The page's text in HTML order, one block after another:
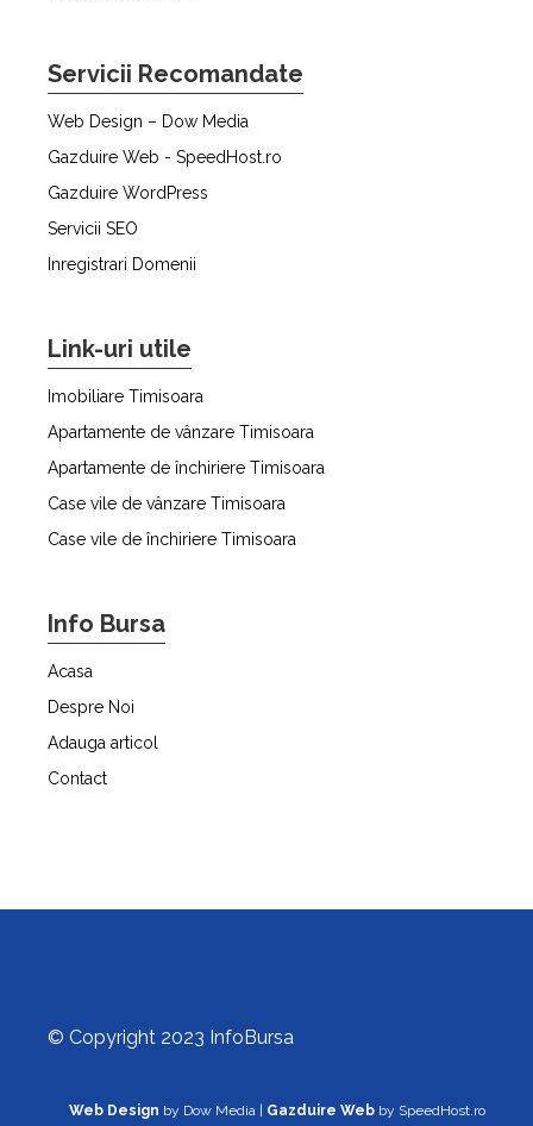
Servicii Recomandate
Web Design – Dow Media
Gazduire Web - SpeedHost.ro
Gazduire WordPress
Servicii SEO
Inregistrari Domenii
Link-uri utile
Imobiliare Timisoara
Apartamente de vânzare Timisoara
Apartamente de închiriere Timisoara
Case vile de vânzare Timisoara
Case vile de închiriere Timisoara
Info Bursa
Acasa
Despre Noi
Adauga articol
Contact
© Copyright 2023 InfoBursa
Web Design by Dow Media | Gazduire Web by SpeedHost.ro